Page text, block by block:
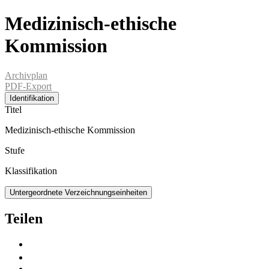
Medizinisch-ethische
Kommission
Archivplan
PDF-Export
Identifikation
Titel
Medizinisch-ethische Kommission
Stufe
Klassifikation
Untergeordnete Verzeichnungseinheiten
Teilen